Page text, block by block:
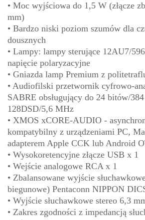
• Moc wyjściowa do 1,5 W (złącze
mm)
• Bardzo niski poziom szumów dla
dousznych
• Lampy: lampy sterujące 12AU7/
napięcie polaryzacyjne
• Gniazda lamp Premium z
• Audiofilski przetwornik cyfrowo-
SABRE obsługujący do 24 bitów/
128DSD/5,6 MHz
• XMOS xCORE-AUDIO -
kompatybilny z urządzeniami PC,
adapterem Apple CCK lub Android
• Wysokoretencyjne złącze USB x 1
• Wejście analogowe RCA x 1
• Zbalansowane wyjście
biegunowe) Pentaconn NIPPON
• Wyjście słuchawkowe stereo 6,3
• Zakres zgodności z impedancją